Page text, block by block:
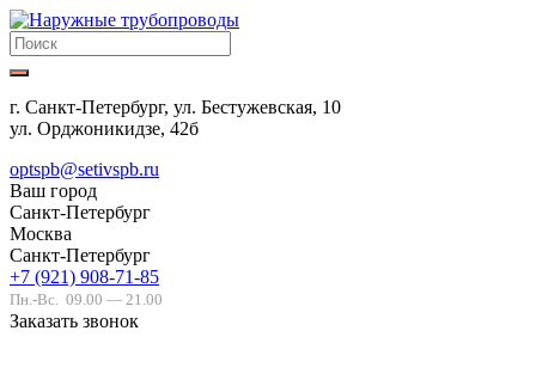
г. Санкт-Петербург, ул. Бестужевская, 10
ул. Орджоникидзе, 42б
optspb@setivspb.ru
Ваш город
Санкт-Петербург
Москва
Санкт-Петербург
+7 (921) 908-71-85
Пн.-Вс. 09.00 — 21.00
Заказать звонок